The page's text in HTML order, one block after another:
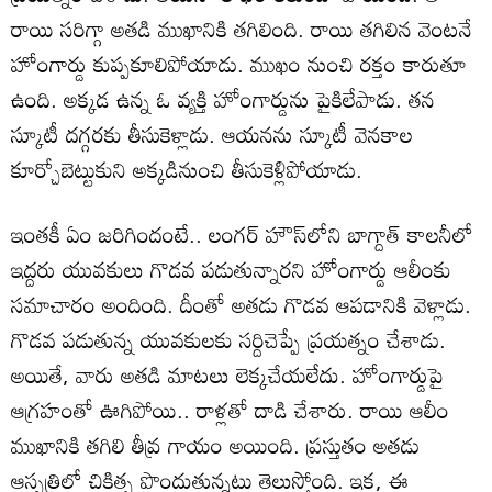
రాయి సరిగ్గా అతడి ముఖానికి తగిలింది. రాయి తగిలిన వెంటనే
హోంగార్డు కుప్పకూలిపోయాడు. ముఖం నుంచి రక్తం కారుతూ
ఉంది. అక్కడ ఉన్న ఓ వ్యక్తి హోంగార్డును పైకిలేపాడు. తన
స్కూటీ దగ్గరకు తీసుకెళ్లాడు. ఆయనను స్కూటీ వెనకాల
కూర్చోబెట్టుకుని అక్కడినుంచి తీసుకెళ్లిపోయాడు.
ఇంతకీ ఏం జరిగిందంటే.. లంగర్ హౌస్‌లోని బాగ్దాత్ కాలనీలో
ఇద్దరు యువకులు గొడవ పడుతున్నారని హోంగార్డు ఆలీంకు
సమాచారం అందింది. దీంతో అతడు గొడవ ఆపడానికి వెళ్లాడు.
గొడవ పడుతున్న యువకులకు సర్దిచెప్పే ప్రయత్నం చేశాడు.
అయితే, వారు అతడి మాటలు లెక్కచేయలేదు. హోంగార్డుపై
ఆగ్రహంతో ఊగిపోయి.. రాళ్లతో దాడి చేశారు. రాయి ఆలీం
ముఖానికి తగిలి తీవ్ర గాయం అయింది. ప్రస్తుతం అతడు
ఆస్పత్రిలో చికిత్స పొందుతున్నట్లు తెలుస్తోంది. ఇక, ఈ